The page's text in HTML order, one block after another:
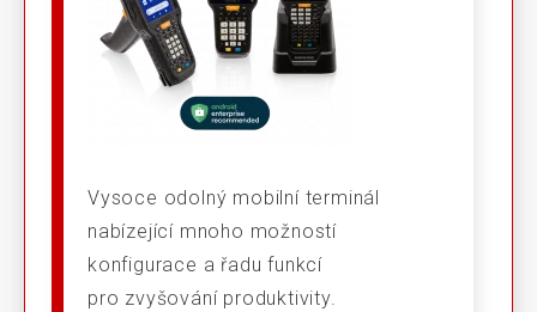
Vysoce odolný mobilní terminál
nabízející mnoho možností
konfigurace a řadu funkcí
pro zvyšování produktivity.